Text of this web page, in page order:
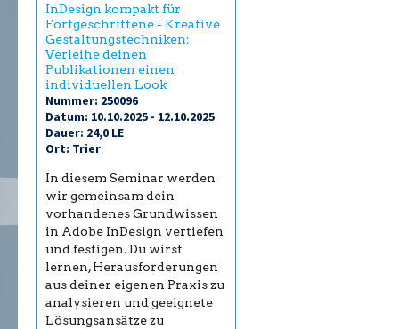
InDesign kompakt für
Fortgeschrittene - Kreative
Gestaltungstechniken:
Verleihe deinen
Publikationen einen
individuellen Look
Nummer: 250096
Datum: 10.10.2025 - 12.10.2025
Dauer: 24,0 LE
Ort: Trier
In diesem Seminar werden
wir gemeinsam dein
vorhandenes Grundwissen
in Adobe InDesign vertiefen
und festigen. Du wirst
lernen, Herausforderungen
aus deiner eigenen Praxis zu
analysieren und geeignete
Lösungsansätze zu